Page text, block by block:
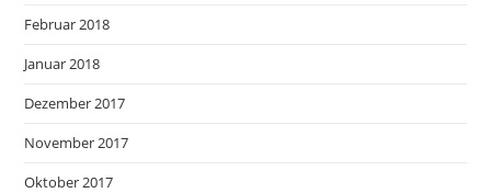
Februar 2018
Januar 2018
Dezember 2017
November 2017
Oktober 2017